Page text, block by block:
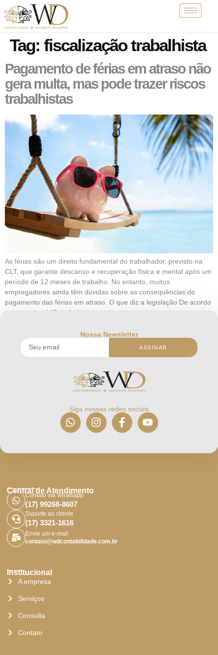
Tag: fiscalização trabalhista
Pagamento de férias em atraso não
gera multa, mas pode trazer riscos
trabalhistas
As férias são um direito fundamental do trabalhador, previsto na
CLT, que garante descanso e recuperação física e mental após um
período de 12 meses de trabalho. No entanto, muitos
empregadores ainda têm dúvidas sobre as consequências do
pagamento das férias em atraso. O que diz a legislação De acordo
com o artigo 145 da […]
Siga nossas redes sociais
Nossa Newsletter
ASSINAR
Central de Atendimento
Contato via Whatsapp
(17) 99268-8607
Suporte ao cliente
(17) 3321-1616
Envie um e-mail
contato@wdcontabilidade.com.br
Institucional
A empresa
Serviços
Consulta
Contato